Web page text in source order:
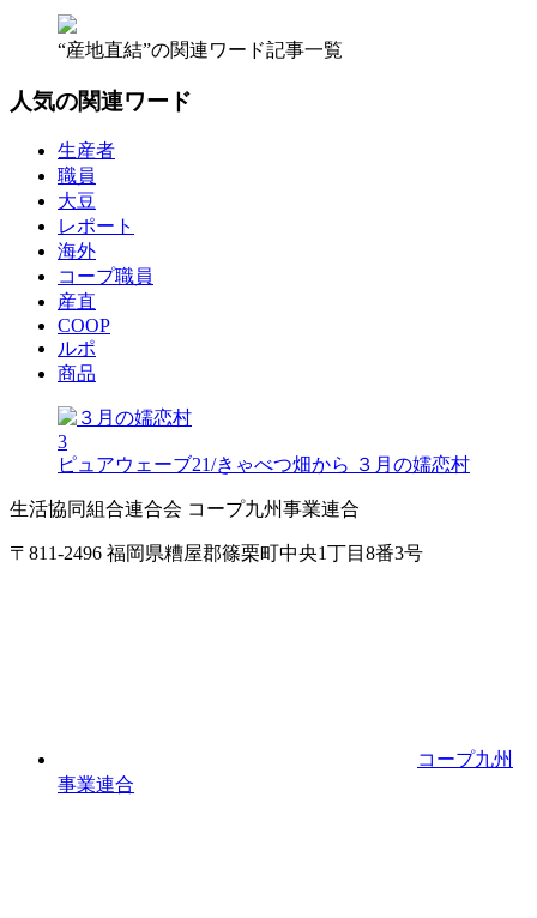
“産地直結”の関連ワード記事一覧
人気の関連ワード
生産者
職員
大豆
レポート
海外
コープ職員
産直
COOP
ルポ
商品
3
ピュアウェーブ21/きゃべつ畑から ３月の嬬恋村
生活協同組合連合会 コープ九州事業連合
〒811-2496 福岡県糟屋郡篠栗町中央1丁目8番3号
コープ九州
事業連合